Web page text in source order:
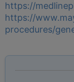
https://
https://
procedures/